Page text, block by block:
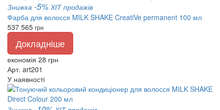
Знижка -5% ХІТ продажів
Фарба для волосся MILK SHAKE CreatiVe permanent 100 мл
537 565 грн
Докладніше
економія 28 грн
Арт. art201
У наявності